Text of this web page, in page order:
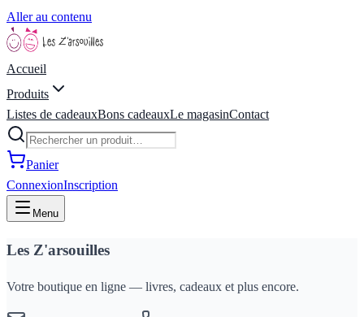
Aller au contenu
Accueil
Produits
Listes de cadeauxBons cadeauxLe magasinContact
Panier
ConnexionInscription
Menu
Les Z'arsouilles
Votre boutique en ligne — livres, cadeaux et plus encore.